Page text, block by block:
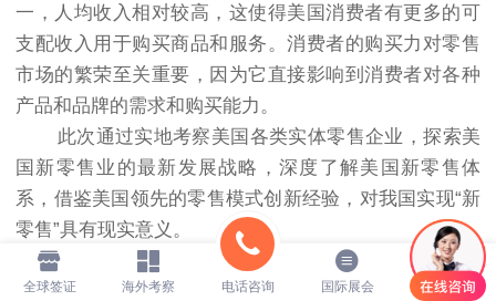
一，人均收入相对较高，这使得美国消费者有更多的可
支配收入用于购买商品和服务。消费者的购买力对零售
市场的繁荣至关重要，因为它直接影响到消费者对各种
产品和品牌的需求和购买能力。
此次通过实地考察美国各类实体零售企业，探索美
国新零售业的最新发展战略，深度了解美国新零售体
系，借鉴美国领先的零售模式创新经验，对我国实现“新
零售”具有现实意义。
考察收益
全球签证 海外考察 电话咨询 国际展会 联系我们